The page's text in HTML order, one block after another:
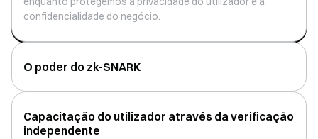
confidencialidade do negócio.
confidencialidade do negócio.
O poder do zk-SNARK
Capacitação do utilizador através da verificação
independente